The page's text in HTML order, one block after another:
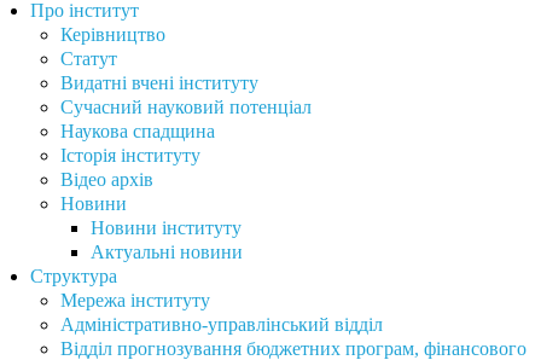
Про інститут
Керівництво
Статут
Видатні вчені інституту
Сучасний науковий потенціал
Наукова спадщина
Історія інституту
Відео архів
Новини
Новини інституту
Актуальні новини
Структура
Мережа інституту
Адміністративно-управлінський відділ
Відділ прогнозування бюджетних програм, фінансового